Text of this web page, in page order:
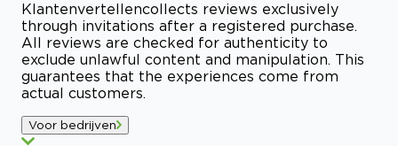
Klantenvertellencollects reviews exclusively
through invitations after a registered purchase.
All reviews are checked for authenticity to
exclude unlawful content and manipulation. This
guarantees that the experiences come from
actual customers.
Voor bedrijven